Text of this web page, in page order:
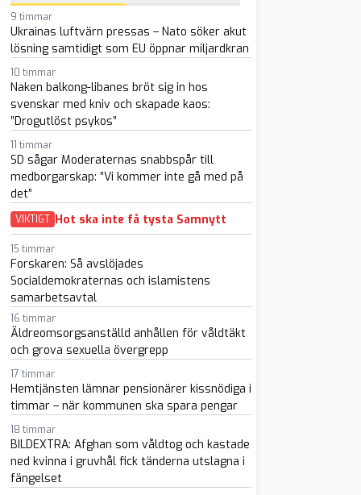
9 timmar
Ukrainas luftvärn pressas – Nato söker akut
lösning samtidigt som EU öppnar miljardkran
10 timmar
Naken balkong-libanes bröt sig in hos
svenskar med kniv och skapade kaos:
”Drogutlöst psykos”
11 timmar
SD sågar Moderaternas snabbspår till
medborgarskap: ”Vi kommer inte gå med på
det”
VIKTIGT Hot ska inte få tysta Samnytt
15 timmar
Forskaren: Så avslöjades
Socialdemokraternas och islamistens
samarbetsavtal
16 timmar
Äldreomsorgsanställd anhållen för våldtäkt
och grova sexuella övergrepp
17 timmar
Hemtjänsten lämnar pensionärer kissnödiga i
timmar – när kommunen ska spara pengar
18 timmar
BILDEXTRA: Afghan som våldtog och kastade
ned kvinna i gruvhål fick tänderna utslagna i
fängelset